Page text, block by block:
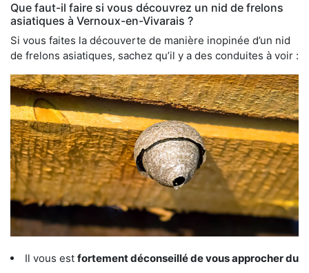
Que faut-il faire si vous découvrez un nid de frelons
asiatiques à Vernoux-en-Vivarais ?
Si vous faites la découverte de manière inopinée d’un nid
de frelons asiatiques, sachez qu’il y a des conduites à voir :
Il vous est fortement déconseillé de vous approcher du